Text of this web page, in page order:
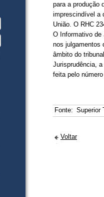
para a produção
imprescindível a
União. O RHC
O Informativo de
nos julgamentos
âmbito do
Jurisprudência,
feita pelo
Fonte: Superior
Voltar